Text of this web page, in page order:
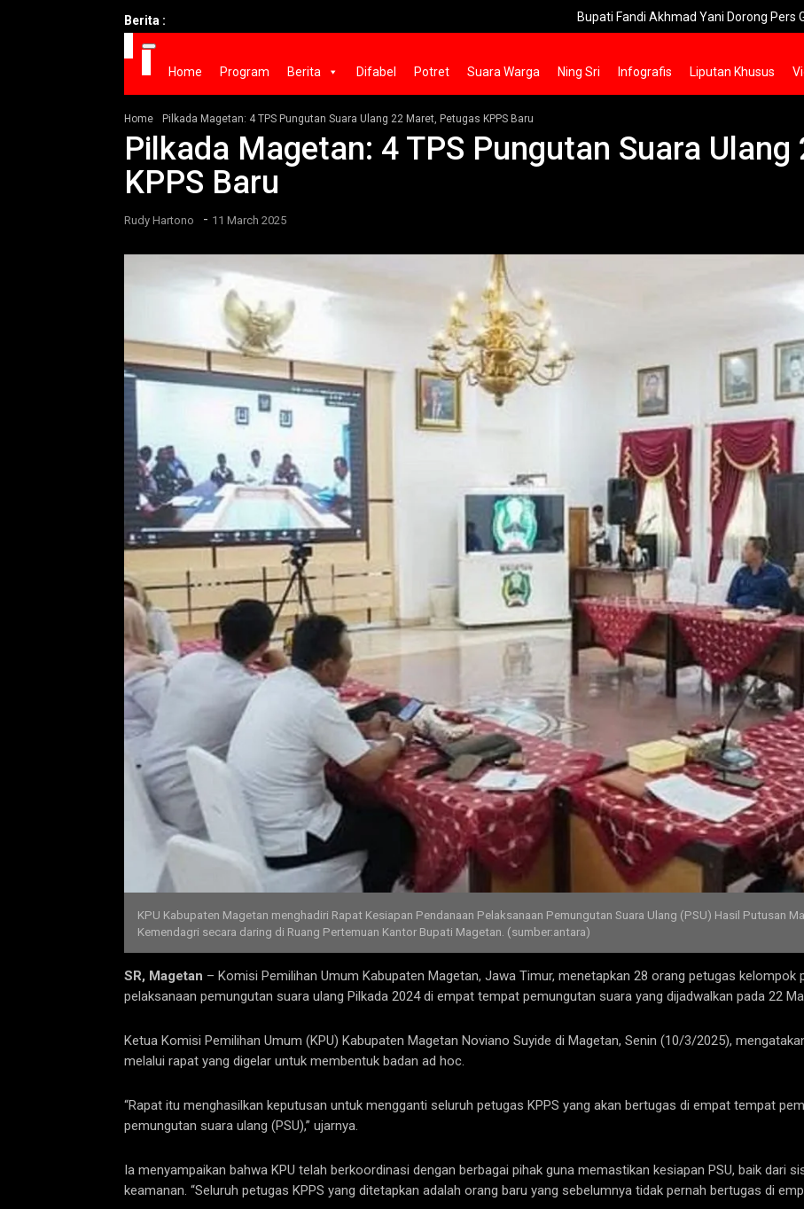
Berita : Bupati Fandi Akhmad Yani Dorong Pers Gresik Lebih
Home Program Berita Difabel Potret Suara Warga Ning Sri Infografis Liputan Khusus
Home Pilkada Magetan: 4 TPS Pungutan Suara Ulang 22 Maret, Petugas KPPS Baru
Pilkada Magetan: 4 TPS Pungutan Suara
KPPS Baru
Rudy Hartono - 11 March 2025
KPU Kabupaten Magetan menghadiri Rapat Kesiapan Pendanaan Pelaksanaan Pemungutan Suara Ulang (PSU) Hasil Putusan
Kemendagri secara daring di Ruang Pertemuan Kantor Bupati Magetan. (sumber:antara)
SR, Magetan – Komisi Pemilihan Umum Kabupaten Magetan, Jawa Timur, menetapkan 28 orang petugas kelompok
pelaksanaan pemungutan suara ulang Pilkada 2024 di empat tempat pemungutan suara yang dijadwalkan pada 22
Ketua Komisi Pemilihan Umum (KPU) Kabupaten Magetan Noviano Suyide di Magetan, Senin (10/3/2025),
melalui rapat yang digelar untuk membentuk badan ad hoc.
“Rapat itu menghasilkan keputusan untuk mengganti seluruh petugas KPPS yang akan bertugas di empat tempat
pemungutan suara ulang (PSU),” ujarnya.
Ia menyampaikan bahwa KPU telah berkoordinasi dengan berbagai pihak guna memastikan kesiapan PSU, baik dari
keamanan. “Seluruh petugas KPPS yang ditetapkan adalah orang baru yang sebelumnya tidak pernah bertugas di